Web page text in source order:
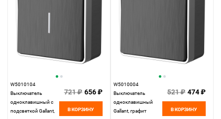
W5010104
Выключатель
одноклавишный с
подсветкой Gallant,
721 ₽ 656 ₽
В КОРЗИНУ
W5010004
Выключатель
одноклавишный
Gallant, графит
521 ₽ 474 ₽
В КОРЗИНУ